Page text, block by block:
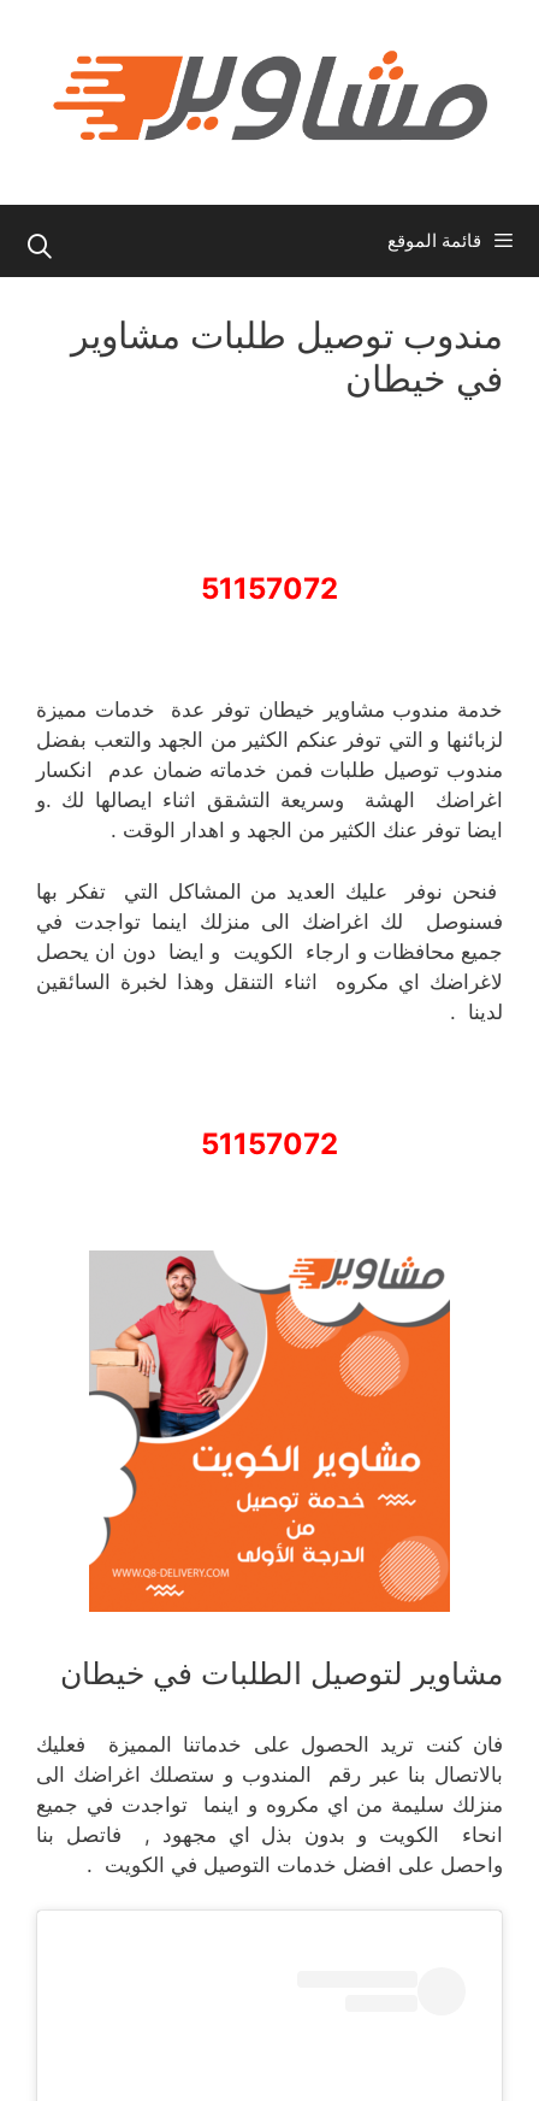
قائمة الموقع
مندوب توصيل طلبات مشاوير
في خيطان
51157072
خدمة مندوب مشاوير خيطان توفر عدة خدمات مميزة
لزبائنها و التي توفر عنكم الكثير من الجهد والتعب بفضل
مندوب توصيل طلبات فمن خدماته ضمان عدم انكسار
اغراضك الهشة وسريعة التشقق اثناء ايصالها لك .و
ايضا توفر عنك الكثير من الجهد و اهدار الوقت .
فنحن نوفر عليك العديد من المشاكل التي تفكر بها
فسنوصل لك اغراضك الى منزلك اينما تواجدت في
جميع محافظات و ارجاء الكويت و ايضا دون ان يحصل
لاغراضك اي مكروه اثناء التنقل وهذا لخبرة السائقين
لدينا .
51157072
مشاوير لتوصيل الطلبات في خيطان
فان كنت تريد الحصول على خدماتنا المميزة فعليك
بالاتصال بنا عبر رقم المندوب و ستصلك اغراضك الى
منزلك سليمة من اي مكروه و اينما تواجدت في جميع
انحاء الكويت و بدون بذل اي مجهود , فاتصل بنا
واحصل على افضل خدمات التوصيل في الكويت .